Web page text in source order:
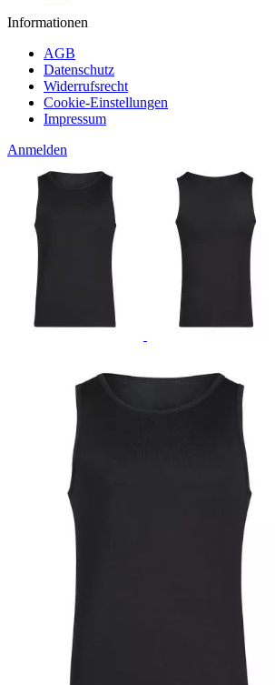
Informationen
AGB
Datenschutz
Widerrufsrecht
Cookie-Einstellungen
Impressum
Anmelden